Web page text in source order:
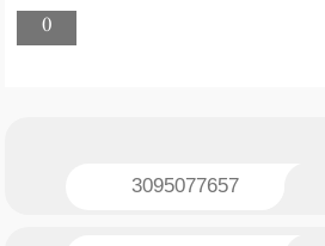
0
3095077657